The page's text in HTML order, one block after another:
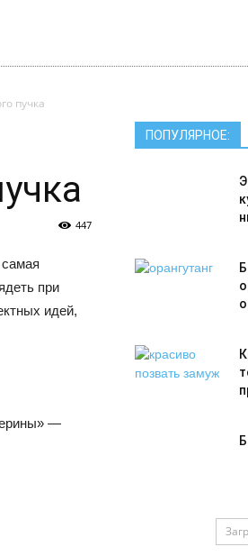
пучка
447
при
идей,
—
ПОПУЛЯРНОЕ: